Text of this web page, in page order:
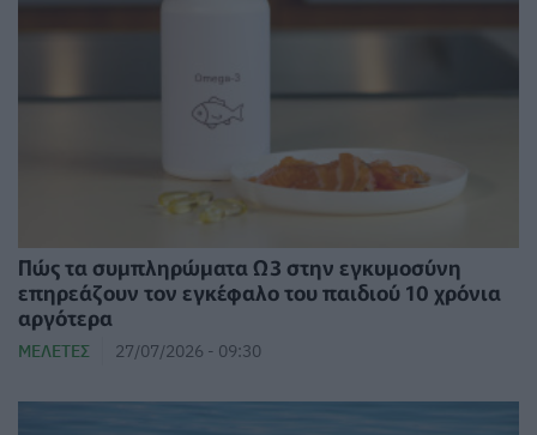
Πώς τα συμπληρώματα Ω3 στην εγκυμοσύνη
επηρεάζουν τον εγκέφαλο του παιδιού 10 χρόνια
αργότερα
ΜΕΛΈΤΕΣ 27/07/2026 - 09:30